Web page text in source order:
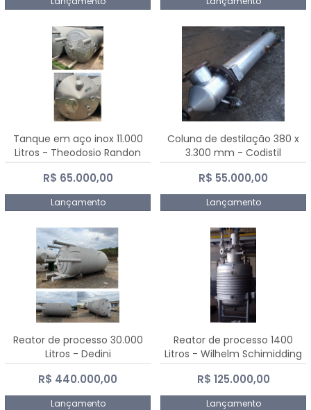
Tanque em aço inox 11.000
Litros - Theodosio Randon
R$ 65.000,00
Lançamento
Coluna de destilação 380 x
3.300 mm - Codistil
R$ 55.000,00
Lançamento
Reator de processo 30.000
Litros - Dedini
R$ 440.000,00
Lançamento
Reator de processo 1400
Litros - Wilhelm Schimidding
R$ 125.000,00
Lançamento